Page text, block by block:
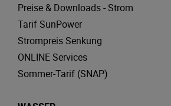
Preise & Downloads - Strom
Tarif SunPower
Strompreis Senkung
ONLINE Services
Sommer-Tarif (SNAP)